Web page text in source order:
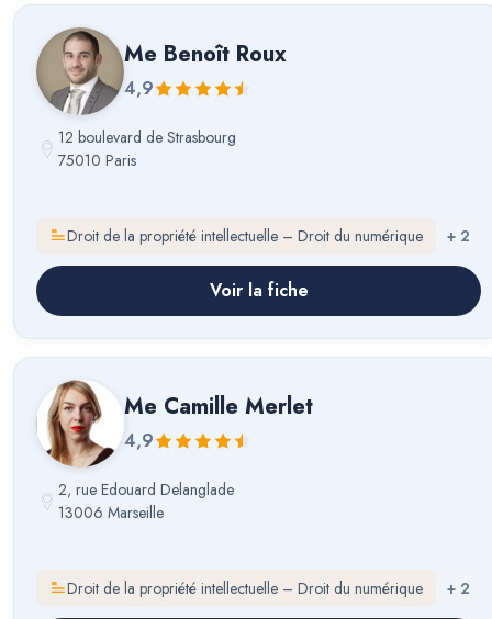
Me Benoît Roux
4,9
12 boulevard de Strasbourg
75010 Paris
Droit de la propriété intellectuelle – Droit du numérique + 2
Voir la fiche
Me Camille Merlet
4,9
2, rue Edouard Delanglade
13006 Marseille
Droit de la propriété intellectuelle – Droit du numérique + 2